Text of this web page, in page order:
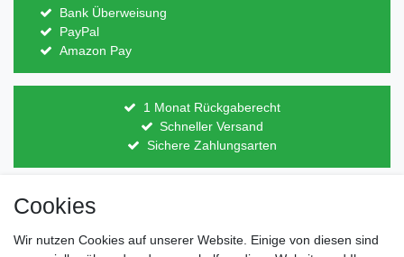
Bank Überweisung
PayPal
Amazon Pay
1 Monat Rückgaberecht
Schneller Versand
Sichere Zahlungsarten
Direkt vom Hersteller
Lagerware
Cookies
Wir nutzen Cookies auf unserer Website. Einige von diesen sind